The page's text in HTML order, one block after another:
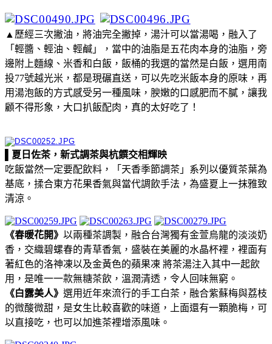
▲歷經三次撇油，將油完全撇掉，湯汁可以當湯喝，融入了
「輕醬、輕油、輕鹹」，當中的油脂是五花肉本身的油脂，旁
邊附上麵線、米香和白飯，飯桶的我選的當然是白飯，選用南
投77號越光米，都是現碾直送，可以先吃米飯本身的原味，再
用湯泡飯的方式感受另一種風味，腴嫩的口感肥而不膩，讓我
顧不得形象，大口扒飯配肉，真的太好吃了！
▌夏日佐茶，新式調茶與杭饌交相輝映
吃飯當然一定要配飲料，「天香季節調茶」系列以優質茶葉為
基底，揉合東方花果香氣與當代調飲手法，為盛夏上一抹雅致
清涼。
《春暖花開》 以兩種茶調製，融合台灣獨有金萱烏龍的淡淡奶
香，交織碧螺春的青草香氣，盛裝在美麗的水晶杯裡，裡面有
著紅色的洛神凍以及金黃色的蘋果凍 將茶湯注入其中一起飲
用，是唯一一款無糖茶飲，溫潤清透，令人回味無窮。
《白露美人》 選用近年來流行的手工白茶，融合紫蘇梅與荔枝
的微酸微甜，是女生比較喜歡的味道，上面還有一顆脆梅，可
以直接吃，也可以加進茶裡增添風味。